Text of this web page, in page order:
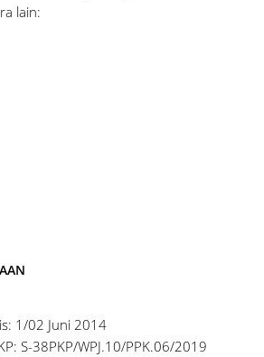
lain:
1/02 Juni 2014
S-38PKP/WPJ.10/PPK.06/2019